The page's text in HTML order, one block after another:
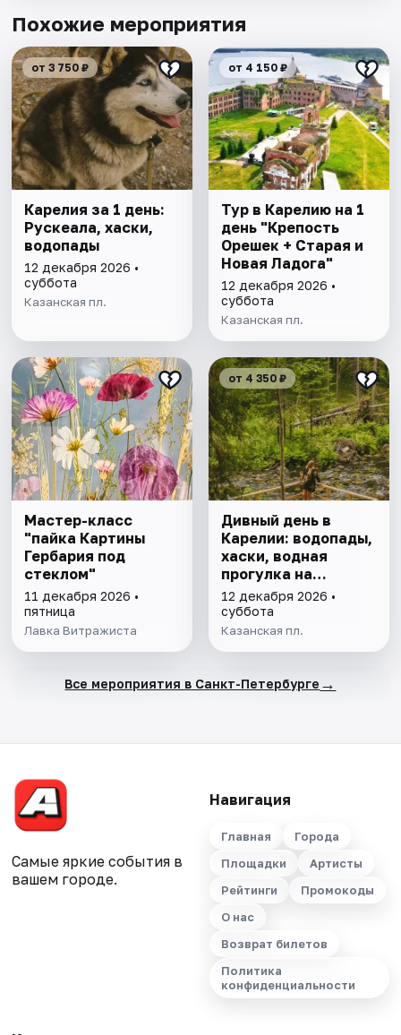
Похожие мероприятия
от 3 750 ₽
Карелия за 1 день:
Рускеала, хаски,
водопады
12 декабря 2026 •
суббота
Казанская пл.
от 4 150 ₽
Тур в Карелию на 1
день "Крепость
Орешек + Старая и
Новая Ладога"
12 декабря 2026 •
суббота
Казанская пл.
Мастер-класс
"пайка Картины
Гербария под
стеклом"
11 декабря 2026 •
пятница
Лавка Витражиста
от 4 350 ₽
Дивный день в
Карелии: водопады,
хаски, водная
прогулка на
драккаре к
форелевой ферме
12 декабря 2026 •
суббота
Казанская пл.
Все мероприятия в Санкт-Петербурге →
Самые яркие события в
вашем городе.
Навигация
Главная
Города
Площадки
Артисты
Рейтинги
Промокоды
О нас
Возврат билетов
Политика
конфиденциальности